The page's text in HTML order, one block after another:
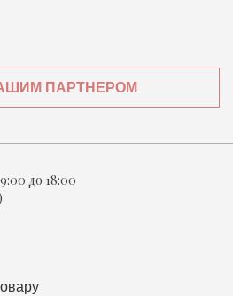
ПАРТНЕРОМ
до 18:00